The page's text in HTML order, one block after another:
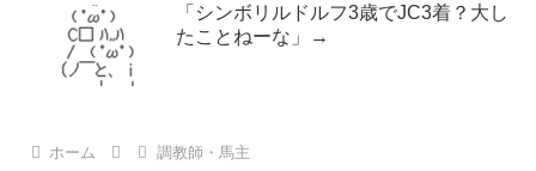
「シンボリルドルフ3歳でJC3着？大し
たことねーな」→
ホーム 調教師・馬主